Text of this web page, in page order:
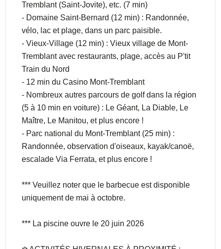
Tremblant (Saint-Jovite), etc. (7 min)
- Domaine Saint-Bernard (12 min) : Randonnée,
vélo, lac et plage, dans un parc paisible.
- Vieux-Village (12 min) : Vieux village de Mont-
Tremblant avec restaurants, plage, accès au P'tit
Train du Nord
- 12 min du Casino Mont-Tremblant
- Nombreux autres parcours de golf dans la région
(5 à 10 min en voiture) : Le Géant, La Diable, Le
Maître, Le Manitou, et plus encore !
- Parc national du Mont-Tremblant (25 min) :
Randonnée, observation d'oiseaux, kayak/canoë,
escalade Via Ferrata, et plus encore !
*** Veuillez noter que le barbecue est disponible
uniquement de mai à octobre.
*** La piscine ouvre le 20 juin 2026